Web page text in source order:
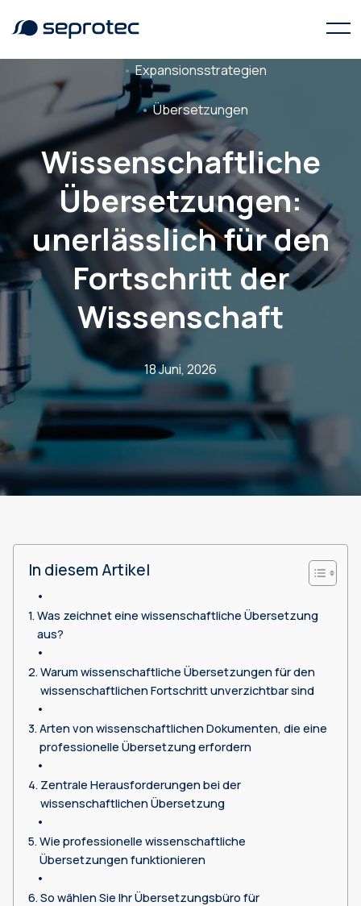
Expansionsstrategien
Übersetzungen
Wissenschaftliche
Übersetzungen:
unerlässlich für den
Fortschritt der
Wissenschaft
18 Juni, 2026
In diesem Artikel
Was zeichnet eine wissenschaftliche Übersetzung
aus?
Warum wissenschaftliche Übersetzungen für den
wissenschaftlichen Fortschritt unverzichtbar sind
Arten von wissenschaftlichen Dokumenten, die eine
professionelle Übersetzung erfordern
Zentrale Herausforderungen bei der
wissenschaftlichen Übersetzung
Wie professionelle wissenschaftliche
Übersetzungen funktionieren
So wählen Sie Ihr Übersetzungsbüro für